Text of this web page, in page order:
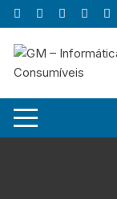
Skip
to
content